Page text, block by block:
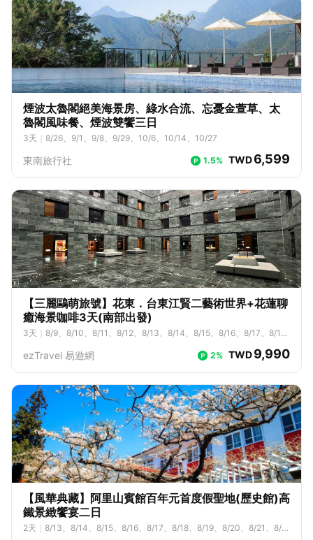
4、11/26、11/28、12/2、12/4、12/6、12/8、12/10、12/12、12/14、
12/16、12/18、12/20、12/22、12/24、12/26、12/28
煙波太魯閣絕美海景房、綠水合流、忘憂金萱草、太
魯閣風味餐、煙波雙饗三日
3天 8/26、9/1、9/8、9/29、10/6、10/14、10/27
東南旅行社 1.5% TWD6,599
【三麗鷗萌旅號】花東．台東江賢二藝術世界+花蓮聊
癒海景咖啡3天(南部出發)
3天
8/9、8/10、8/11、8/12、8/13、8/14、8/15、8/16、8/17、8/1
8、8/29、8/30、8/31、9/1、9/2、9/3、9/4、9/5、9/6、9/7、9/8、
9、9/20、9/21、9/22、9/23、9/24、9/25、9/26、9/27、9/28、9/2
9、9/30、10/1、10/2、10/3、10/4、10/5、10/6、10/7、10/8、10/
9、10/10、10/11、10/12、10/13、10/14、10/15、10/16、10/17、1
0/18、10/19、10/20、10/21、10/22、10/23、10/24、10/25、10/2
6、10/27、10/28、10/29、10/30、10/31、11/1、11/2、11/3、11/4、
11/5、11/6、11/7、11/8、11/9、11/10、11/11、11/12、11/13、11/14、
11/15、11/16、11/17、11/18、11/19、11/20、11/21、11/22、11/23、1
1/24、11/25、11/26、11/27、11/28、11/29、11/30、12/1、12/2、12/
3、12/4、12/5、12/6、12/7、12/8、12/9、12/10、12/11、12/12、12/
13、12/14、12/15、12/16、12/17、12/18、12/19、12/20、12/21、12/
22、12/23、12/24、12/25、12/26、12/27、12/28、12/29、12/30、1
2/31
ezTravel 易遊網 2% TWD9,990
【風華典藏】阿里山賓館百年元首度假聖地(歷史館)高
鐵景緻饗宴二日
2天
8/13、8/14、8/15、8/16、8/17、8/18、8/19、8/20、8/21、8/2